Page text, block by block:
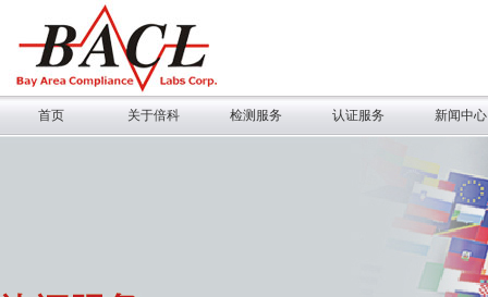
首页 关于倍科 检测服务 认证服务 新闻中心